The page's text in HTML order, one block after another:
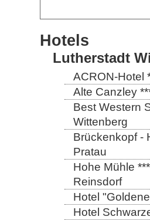
Hotels
Lutherstadt
ACRON-Hotel
Alte Canzley
Best Western
Wittenberg
Brückenkopf -
Pratau
Hohe Mühle
Reinsdorf
Hotel
Hotel